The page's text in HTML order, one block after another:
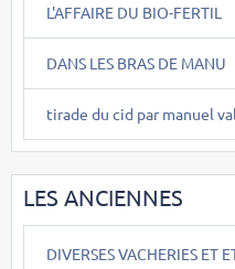
L'AFFAIRE DU BIO-FERTIL
DANS LES BRAS DE MANU
tirade du cid par manuel
LES ANCIENNES
DIVERSES VACHERIES ET